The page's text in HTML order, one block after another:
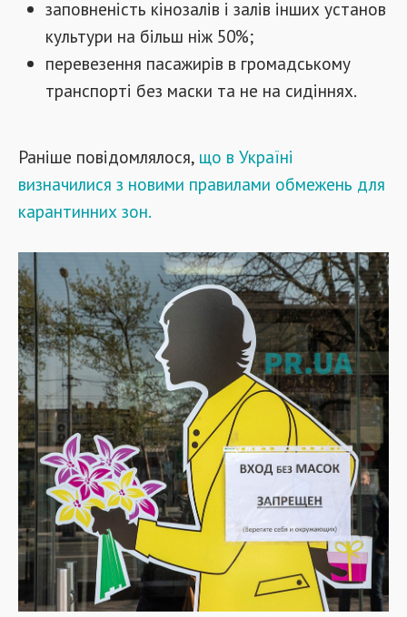
заповненість кінозалів і залів інших установ
культури на більш ніж 50%;
перевезення пасажирів в громадському
транспорті без маски та не на сидіннях.
Раніше повідомлялося, що в Україні
визначилися з новими правилами обмежень для
карантинних зон.